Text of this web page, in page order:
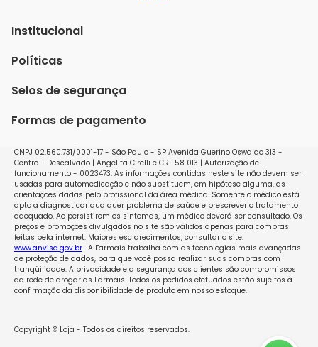
Institucional
Quem Somos
Nossas lojas
Seja um franqueado
Políticas
Política de Envio
Políticas de Trocas e Devoluções
Perguntas Frequentes - Faq
Selos de segurança
Formas de pagamento
CNPJ 02.560.731/0001-17 - São Paulo - SP Avenida Guerino Oswaldo 313 -
Centro - Descalvado | Angelita Cirelli e CRF 58 013 | Autorização de
funcionamento - 0023473. As informações contidas neste site não devem ser
usadas para automedicação e não substituem, em hipótese alguma, as
orientações dadas pelo profissional da área médica. Somente o médico está
apto a diagnosticar qualquer problema de saúde e prescrever o tratamento
adequado. Ao persistirem os sintomas, um médico deverá ser consultado. Os
preços e promoções divulgados no site são válidos apenas para compras
feitas pela internet. Maiores esclarecimentos, consultar o site:
www.anvisa.gov.br. A Farmais trabalha com as tecnologias mais avançadas
de proteção de dados, para que você possa realizar suas compras com
tranqüilidade. A privacidade e a segurança dos clientes são compromissos
da rede de drogarias Farmais. Todos os pedidos efetuados estão sujeitos à
confirmação da disponibilidade de produto em nosso estoque.
Copyright © Loja - Todos os direitos reservados.